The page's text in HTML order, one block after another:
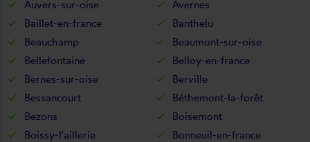
Auvers-sur-oise
Avernes
Baillet-en-france
Banthelu
Beauchamp
Beaumont-sur-oise
Bellefontaine
Belloy-en-france
Bernes-sur-oise
Berville
Bessancourt
Béthemont-la-forêt
Bezons
Boisemont
Boissy-l'aillerie
Bonneuil-en-france